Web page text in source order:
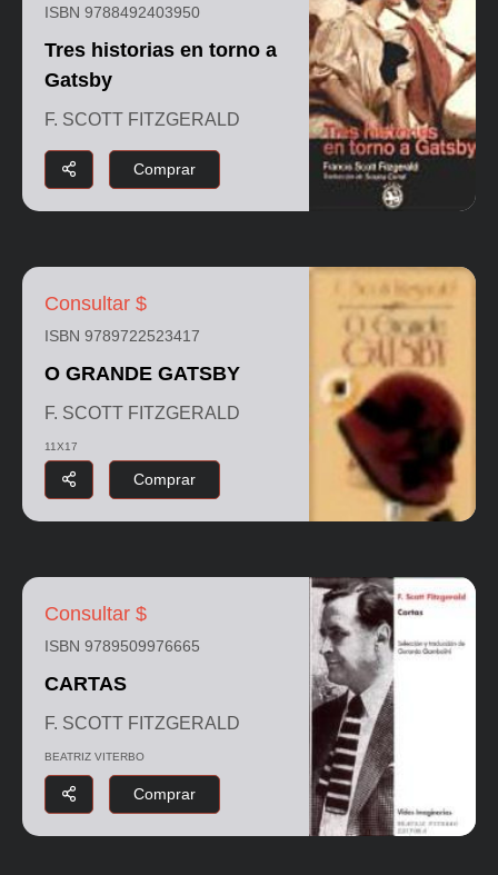
ISBN 9788492403950
Tres historias en torno a
Gatsby
F. SCOTT FITZGERALD
Comprar
Consultar $
ISBN 9789722523417
O GRANDE GATSBY
F. SCOTT FITZGERALD
11X17
Comprar
Consultar $
ISBN 9789509976665
CARTAS
F. SCOTT FITZGERALD
BEATRIZ VITERBO
Comprar